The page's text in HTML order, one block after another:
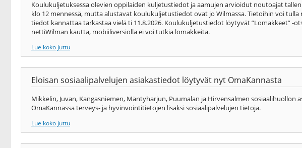
Koulukuljetuksessa olevien oppilaiden kuljetustiedot ja aamujen arvioidut noutoajat
klo 12 mennessä, mutta alustavat koulukuljetustiedot ovat jo Wilmassa. Tietoihin voi
tiedot kannattaa tarkastaa vielä ti 11.8.2026. Koulukuljetustiedot löytyvät ”Lomakkeet” -
nettiWilman kautta, mobiiliversiolla ei voi tutkia lomakkeita.
Lue koko juttu
Eloisan sosiaalipalvelujen asiakastiedot löytyvät nyt OmaKannasta
Mikkelin, Juvan, Kangasniemen, Mäntyharjun, Puumalan ja Hirvensalmen sosiaalihuollon
OmaKannassa terveys-​ ja hyvinvointitietojen lisäksi sosiaalipalvelujen tietoja.
Lue koko juttu